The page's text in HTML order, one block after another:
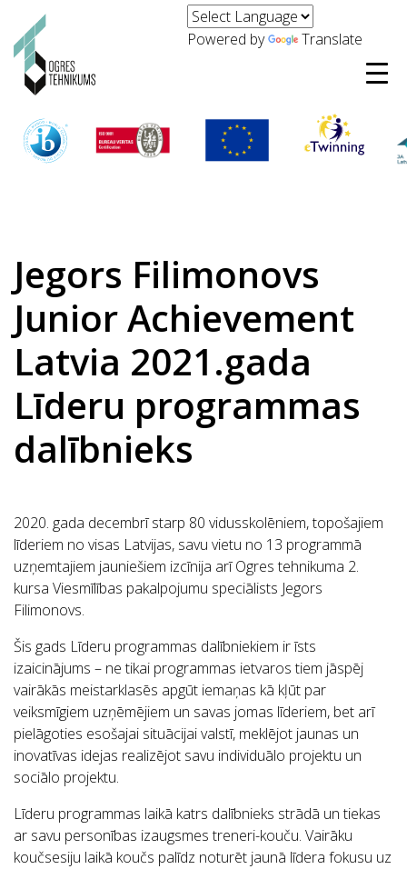
Powered by Translate
Jegors Filimonovs
Junior Achievement
Latvia 2021.gada
Līderu programmas
dalībnieks
2020. gada decembrī starp 80 vidusskolēniem, topošajiem
līderiem no visas Latvijas, savu vietu no 13 programmā
uzņemtajiem jauniešiem izcīnija arī Ogres tehnikuma 2.
kursa Viesmīlības pakalpojumu speciālists Jegors
Filimonovs.
Šis gads Līderu programmas dalībniekiem ir īsts
izaicinājums – ne tikai programmas ietvaros tiem jāspēj
vairākās meistarklasēs apgūt iemaņas kā kļūt par
veiksmīgiem uzņēmējiem un savas jomas līderiem, bet arī
pielāgoties esošajai situācijai valstī, meklējot jaunas un
inovatīvas idejas realizējot savu individuālo projektu un
sociālo projektu.
Līderu programmas laikā katrs dalībnieks strādā un tiekas
ar savu personības izaugsmes treneri-kouču. Vairāku
koučsesiju laikā koučs palīdz noturēt jaunā līdera fokusu uz